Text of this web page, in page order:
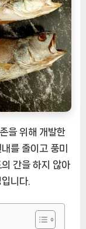
을 위해 개발한
를 줄이고 풍미
간을 하지 않아
니다.